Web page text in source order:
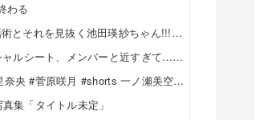
わる
林瑠奈ちゃんの巧みな話術とそれを見抜く池田瑛紗ちゃん!!!【乃木坂46】
【櫻坂46】レミノスペシャルシート、メンバーと近すぎて…【全国ツアー2026】
池田瑛紗 乃木坂46 #冨里奈央 #菅原咲月 #shorts 一ノ瀬美空 五百城茉央 瀬戸口心月 奥の反応まとめ
集「タイトル未定」